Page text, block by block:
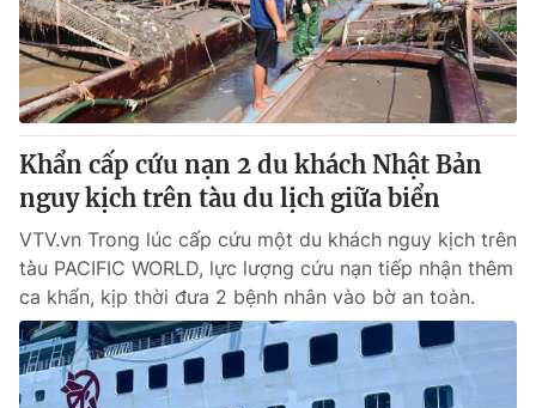
Cơ quan chủ quản:Đài Truyền hình Việt Nam
Cơ quan báo chí:Thời báo VTV
Giấy phép hoạt động báo in và báo điện tử số 483/GP-BTTTT
cấp ngày 29/12/2023
Tổng Biên tập:Vũ Thanh Thủy
Phó Tổng Biên tập:Nguyễn Thị Mỹ Hạnh, Phạm Quốc Thắng,
Nguyễn Trọng Ninh
024.38 355 931 - 024.38 355 932
Ðiện thoại Thời báo VTV:024.66 897 897
Email:toasoan@vtv.vn
Liên hệ quảng cáo:024-7300.7108
Khẩn cấp cứu nạn 2 du khách Nhật Bản
nguy kịch trên tàu du lịch giữa biển
VTV.vn Trong lúc cấp cứu một du khách nguy kịch trên
tàu PACIFIC WORLD, lực lượng cứu nạn tiếp nhận thêm
ca khẩn, kịp thời đưa 2 bệnh nhân vào bờ an toàn.